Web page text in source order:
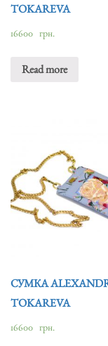
TOKAREVA
16600 грн.
Read more
СУМКА
TOKAREVA
16600 грн.